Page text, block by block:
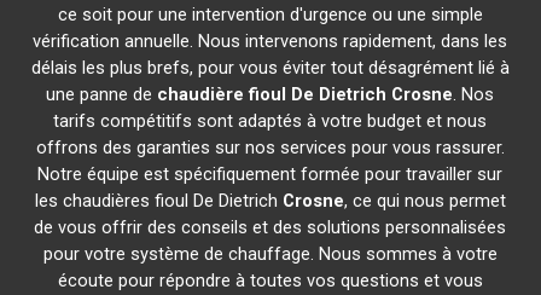
ce soit pour une intervention d'urgence ou une simple
vérification annuelle. Nous intervenons rapidement, dans les
délais les plus brefs, pour vous éviter tout désagrément lié à
une panne de chaudière fioul De Dietrich Crosne. Nos
tarifs compétitifs sont adaptés à votre budget et nous
offrons des garanties sur nos services pour vous rassurer.
Notre équipe est spécifiquement formée pour travailler sur
les chaudières fioul De Dietrich Crosne, ce qui nous permet
de vous offrir des conseils et des solutions personnalisées
pour votre système de chauffage. Nous sommes à votre
écoute pour répondre à toutes vos questions et vous